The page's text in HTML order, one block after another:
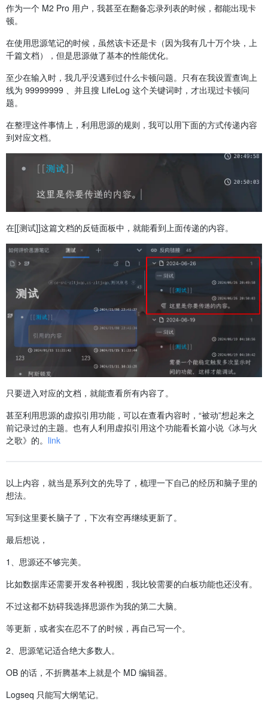
作为一个 M2 Pro 用户，我甚至在翻备忘录列表的时候，都能出现卡
顿。
在使用思源笔记的时候，虽然该卡还是卡（因为我有几十万个块，上
千篇文档），但是思源做了基本的性能优化。
至少在输入时，我几乎没遇到过什么卡顿问题。只有在我设置查询上
线为 99999999 、并且搜 LifeLog 这个关键词时，才出现过卡顿问
题。
在整理这件事情上，利用思源的规则，我可以用下面的方式传递内容
到对应文档。
在[[测试]]这篇文档的反链面板中，就能看到上面传递的内容。
只要进入对应的文档，就能查看所有内容了。
甚至利用思源的虚拟引用功能，可以在查看内容时，“被动”想起来之
前记录过的主题。也有人利用虚拟引用这个功能看长篇小说《冰与火
之歌》的。 link
以上内容，就当是系列文的先导了，梳理一下自己的经历和脑子里的
想法。
写到这里要长脑子了，下次有空再继续更新了。
最后想说，
1、思源还不够完美。
比如数据库还需要开发各种视图，我比较需要的白板功能也还没有。
不过这都不妨碍我选择思源作为我的第二大脑。
等更新，或者实在忍不了的时候，再自己写一个。
2、思源笔记适合绝大多数人。
OB 的话，不折腾基本上就是个 MD 编辑器。
Logseq 只能写大纲笔记。